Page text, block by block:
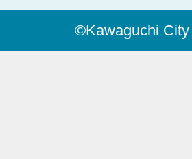
©Kawaguchi City